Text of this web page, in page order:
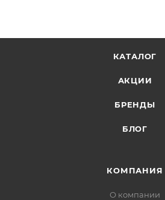
КАТАЛОГ
АКЦИИ
БРЕНДЫ
БЛОГ
КОМПАНИЯ
О компании